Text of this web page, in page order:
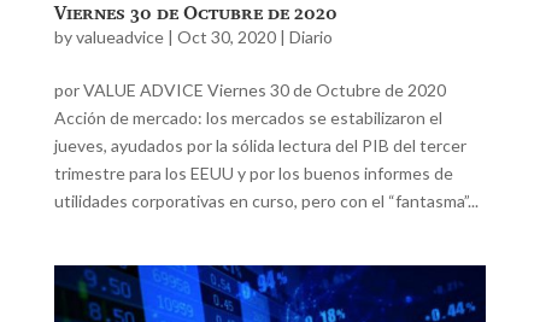
Viernes 30 de Octubre de 2020
byvalueadvice| Oct 30, 2020| Diario
por VALUE ADVICE Viernes 30 de Octubre de 2020
Acción de mercado: los mercados se estabilizaron el
jueves, ayudados por la sólida lectura del PIB del tercer
trimestre para los EEUU y por los buenos informes de
utilidades corporativas en curso, pero con el “fantasma”...